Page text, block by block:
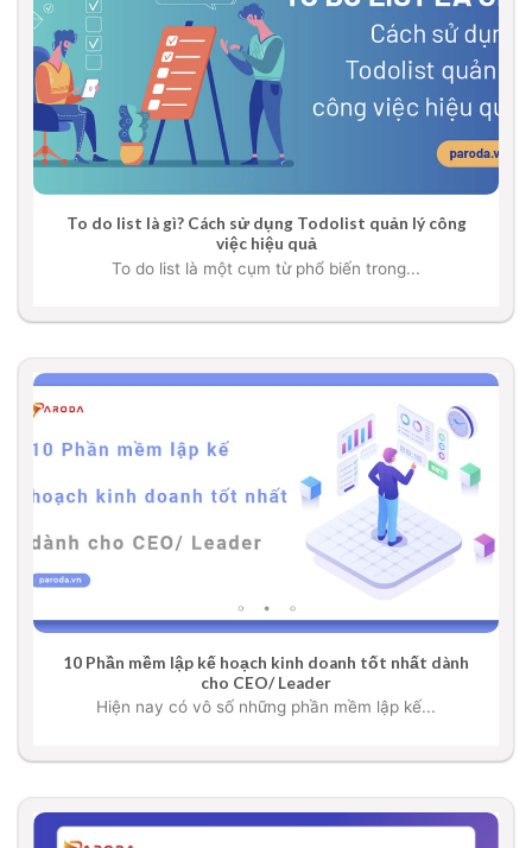
To do list là gì? Cách sử dụng Todolist quản lý công
việc hiệu quả
To do list là một cụm từ phổ biến trong...
10 Phần mềm lập kế hoạch kinh doanh tốt nhất dành
cho CEO/ Leader
Hiện nay có vô số những phần mềm lập kế...